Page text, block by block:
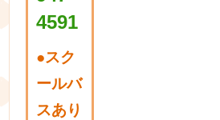
4591
●スク
ールバ
スあり